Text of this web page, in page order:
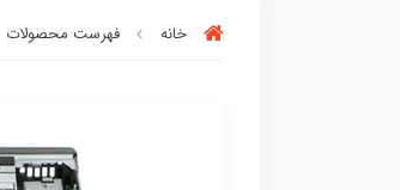
خانه فهرست محصولات